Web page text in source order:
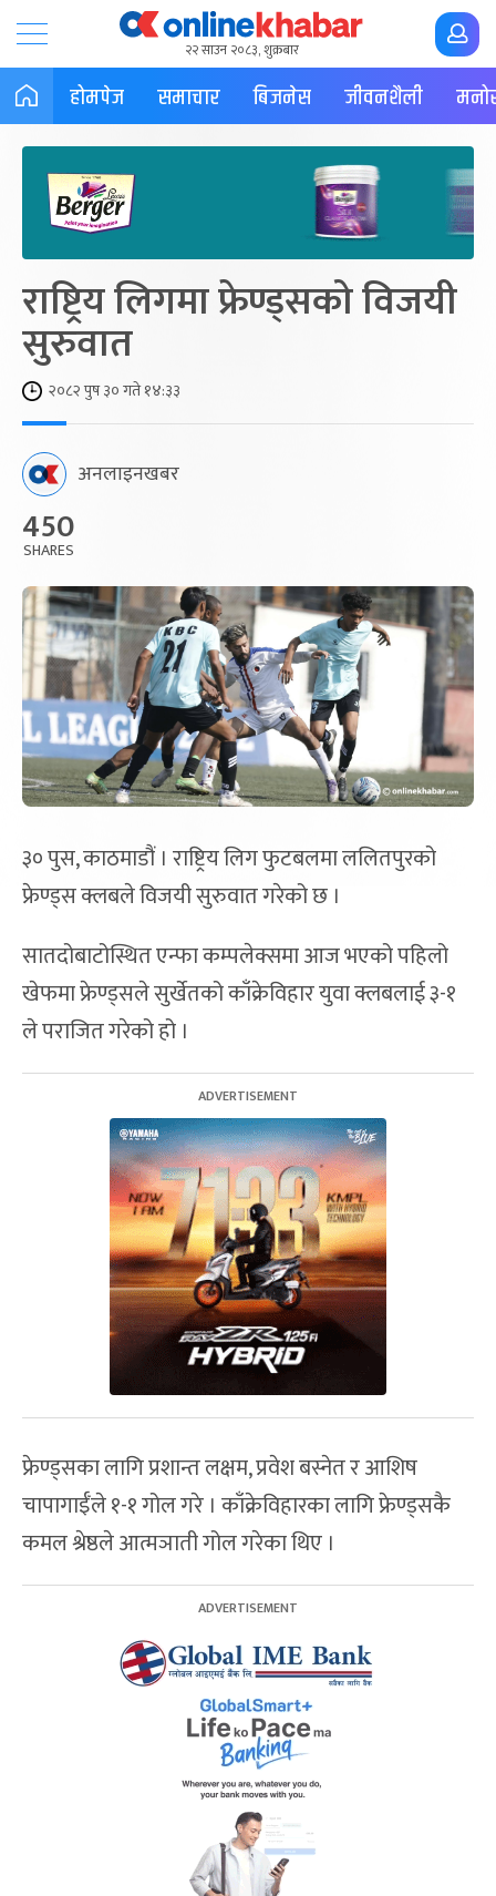
२२ साउन २०८३, शुक्रबार
होमपेज समाचार बिजनेस जीवनशैली
राष्ट्रिय लिगमा फ्रेण्ड्सको विजयी
सुरुवात
२०८२ पुष ३० गते १४:३३
अनलाइनखबर
450
SHARES
३० पुस, काठमाडौं । राष्ट्रिय लिग फुटबलमा ललितपुरको
फ्रेण्ड्स क्लबले विजयी सुरुवात गरेको छ ।
सातदोबाटोस्थित एन्फा कम्पलेक्समा आज भएको पहिलो
खेफमा फ्रेण्ड्सले सुर्खेतको काँक्रेविहार युवा क्लबलाई ३-१
ले पराजित गरेको हो ।
फ्रेण्ड्सका लागि प्रशान्त लक्षम, प्रवेश बस्नेत र आशिष
चापागाईँले १-१ गोल गरे । काँक्रेविहारका लागि फ्रेण्ड्सकै
कमल श्रेष्ठले आत्मञाती गोल गरेका थिए ।